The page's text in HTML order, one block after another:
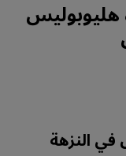
هليوبوليس